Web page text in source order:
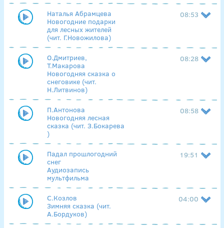
Наталья Абрамцева
Новогодние подарки
для лесных жителей
(чит. Г.Новожилова)
08:53
О.Дмитриев,
Т.Макарова
Новогодняя сказка о
снеговике (чит.
Н.Литвинов)
08:28
П.Антонова
Новогодняя лесная
сказка (чит. З.Бокарева
)
08:58
Падал прошлогодний
снег
Аудиозапись
мультфильма
19:51
С.Козлов
Зимняя сказка (чит.
А.Бордуков)
04:00